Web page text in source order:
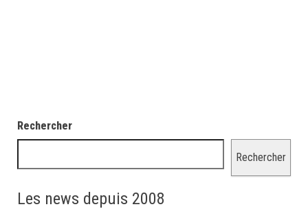
Rechercher
Rechercher
Les news depuis 2008